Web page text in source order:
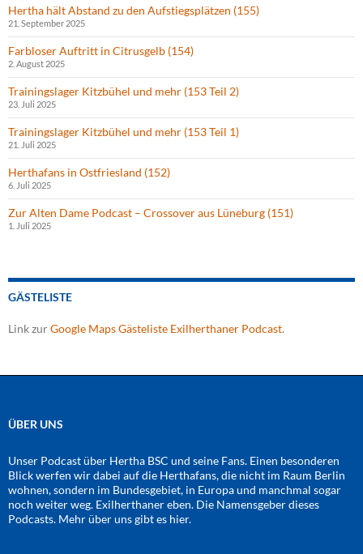
Hertha hält Abstand zu den Aufstiegsplätzen (155)
21. September 2025
Farbloser Auftritt in Citrusgelb (154)
2. August 2025
Trainingslager Kitzbühel und mehr (153 Teil 2)
23. Juli 2025
Trainingslager Kitzbühel und mehr (153 Teil 1)
21. Juli 2025
Herthafans in Ostfriesland (152)
6. Juli 2025
Zur Alten Dame Podcast – Crossover aus Lüneburg (151)
1. Juli 2025
GÄSTELISTE
Link zurGoogle Maps Gästeliste Exilherthaner Podcast.
ÜBER UNS
Unser Podcast über Hertha BSC und seine Fans. Einen besonderen
Blick werfen wir dabei auf die Herthafans, die nicht im Raum Berlin
wohnen, sondern im Bundesgebiet, in Europa und manchmal sogar
noch weiter weg. Exilherthaner eben. Die Namensgeber dieses
Podcasts. Mehr über uns gibt es hier.